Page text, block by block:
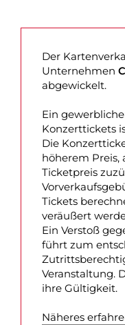
Der
Unternehmen
abgewickelt.
Ein
Konzerttickets
Die
höherem Preis,
Ticketpreis
Tickets
veräußert
Ein Verstoß
führt zum
Veranstaltung.
ihre Gültigkeit.
Näheres